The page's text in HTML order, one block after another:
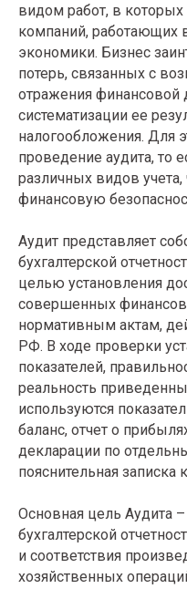
видом работ, в которых
компаний, работающих
экономики. Бизнес
потерь, связанных с
отражения финансовой
систематизации ее
налогообложения. Для
проведение аудита, то
различных видов
финансовую
Аудит представляет
бухгалтерской
целью установления
совершенных
нормативным актам,
РФ. В ходе проверки
показателей,
реальность
используются
баланс, отчет о
декларации по
пояснительная записка
Основная цель Аудита
бухгалтерской
и соответствия
хозяйственных